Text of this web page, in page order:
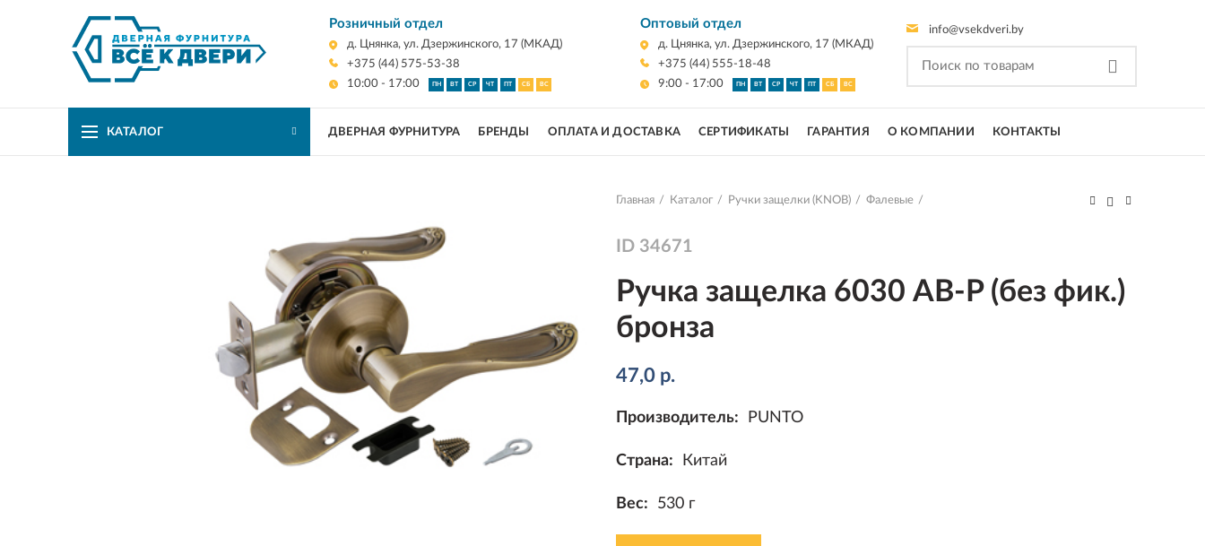
Розничный отдел
д. Цнянка, ул. Дзержинского, 17 (МКАД)
+375 (44) 575-53-38
10:00 - 17:00
ПН ВТ СР ЧТ ПТ СБ ВС
Оптовый отдел
д. Цнянка, ул. Дзержинского, 17 (МКАД)
+375 (44) 555-18-48
9:00 - 17:00
ПН ВТ СР ЧТ ПТ СБ ВС
info@vsekdveri.by
КАТАЛОГ ДВЕРНАЯ ФУРНИТУРА БРЕНДЫ ОПЛАТА И ДОСТАВКА СЕРТИФИКАТЫ ГАРАНТИЯ О КОМПАНИИ КОНТАКТЫ
Главная Каталог Ручки защелки (KNOB) Фалевые
ID 34671
Ручка защелка 6030 AB-P (без фик.)
бронза
47,0 р.
Производитель: PUNTO
Страна: Китай
Вес: 530 г